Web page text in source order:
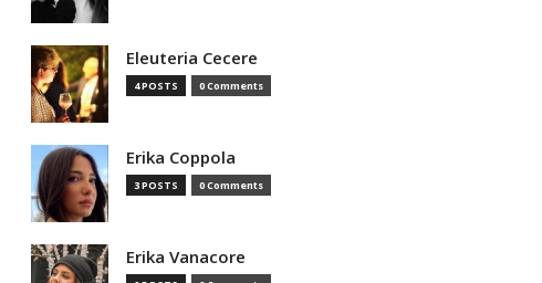
Eleuteria Cecere
4 POSTS 0 Comments
Erika Coppola
3 POSTS 0 Comments
Erika Vanacore